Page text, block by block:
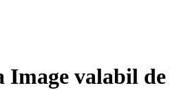
valabil de